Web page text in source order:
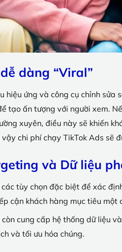
dàng “Viral”
hiệu ứng và công cụ chỉnh
tạo ấn tượng với người xem.
xuyên, điều này sẽ khiến
vậy chi phí chạy TikTok Ads sẽ
và Dữ liệu
tùy chọn đặc biệt để xác
cận khách hàng mục tiêu một
cung cấp hệ thống dữ liệu
và tối ưu hóa chúng.